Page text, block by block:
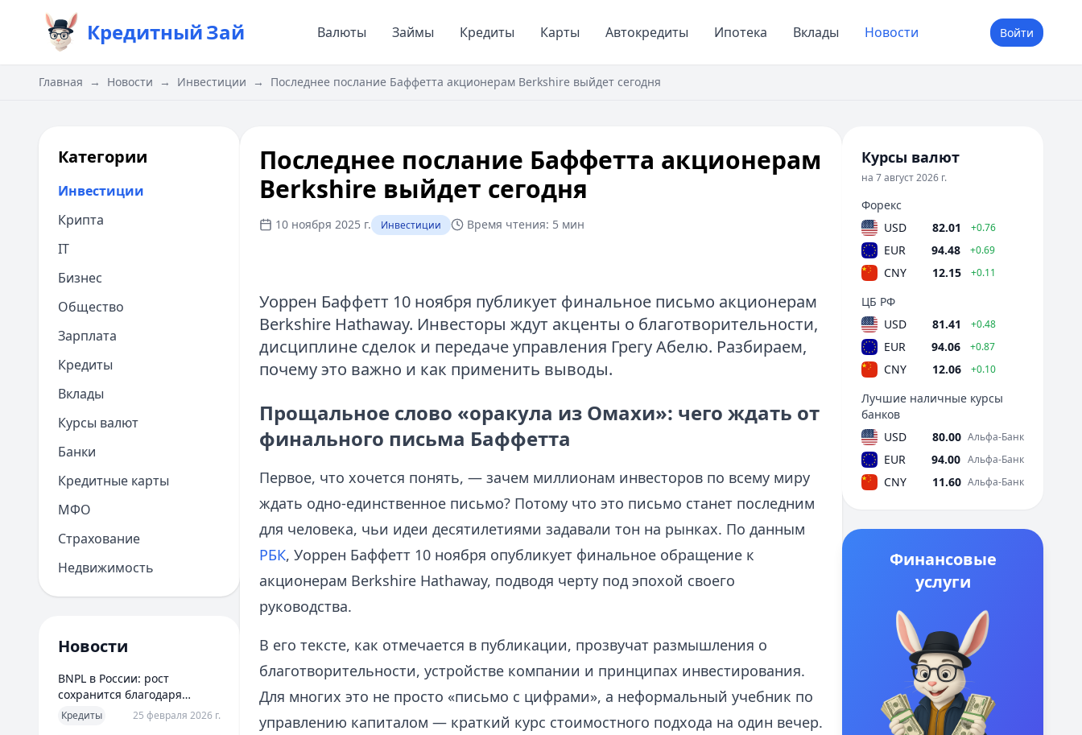
КредитныйЗай Валюты Займы Кредиты Карты Автокредиты Ипотека Вклады Новости Войти
Главная → Новости → Инвестиции → Последнее послание Баффетта акционерам Berkshire выйдет сегодня
Категории
Инвестиции
Крипта
IT
Бизнес
Общество
Зарплата
Кредиты
Вклады
Курсы валют
Банки
Кредитные карты
МФО
Страхование
Недвижимость
Новости
BNPL в России: рост
сохранится благодаря
новым сценариям
использования
Кредиты 25 февраля 2026 г.
Последнее послание Баффетта акционерам
Berkshire выйдет сегодня
10 ноября 2025 г. Инвестиции Время чтения: 5 мин
Уоррен Баффетт 10 ноября публикует финальное письмо акционерам
Berkshire Hathaway. Инвесторы ждут акценты о благотворительности,
дисциплине сделок и передаче управления Грегу Абелю. Разбираем,
почему это важно и как применить выводы.
Прощальное слово «оракула из Омахи»: чего ждать от
финального письма Баффетта
Первое, что хочется понять, — зачем миллионам инвесторов по всему миру
ждать одно-единственное письмо? Потому что это письмо станет последним
для человека, чьи идеи десятилетиями задавали тон на рынках. По данным
РБК, Уоррен Баффетт 10 ноября опубликует финальное обращение к
акционерам Berkshire Hathaway, подводя черту под эпохой своего
руководства.
В его тексте, как отмечается в публикации, прозвучат размышления о
благотворительности, устройстве компании и принципах инвестирования.
Для многих это не просто «письмо с цифрами», а неформальный учебник по
управлению капиталом — краткий курс стоимостного подхода на один вечер.
Курсы валют
на 7 август 2026 г.
Форекс
USD
82.01 +0.76
EUR 94.48 +0.69
CNY 12.15 +0.11
ЦБ РФ
USD
81.41 +0.48
EUR 94.06 +0.87
CNY 12.06 +0.10
Лучшие наличные курсы
банков
USD
80.00 Альфа-Банк
EUR 94.00 Альфа-Банк
CNY 11.60 Альфа-Банк
Финансовые
услуги